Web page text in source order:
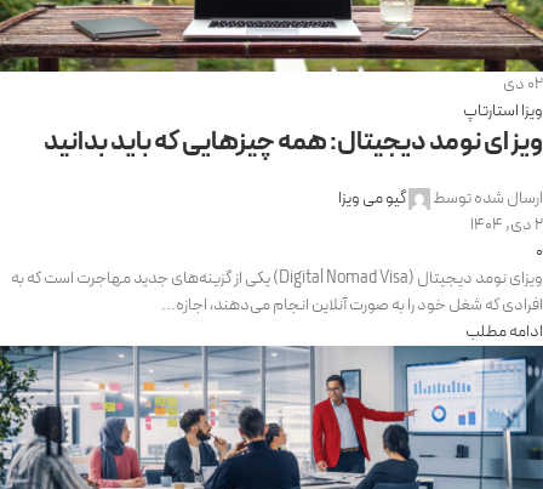
02دی
ویزا استارتاپ
ویزای نومد دیجیتال: همه چیزهایی که باید بدانید
ارسال شده توسط
گیو می ویزا
2 دی, 1404
0
ویزای نومد دیجیتال (Digital Nomad Visa) یکی از گزینه‌های جدید مهاجرت است که به
افرادی که شغل خود را به صورت آنلاین انجام می‌دهند، اجازه...
ادامه مطلب